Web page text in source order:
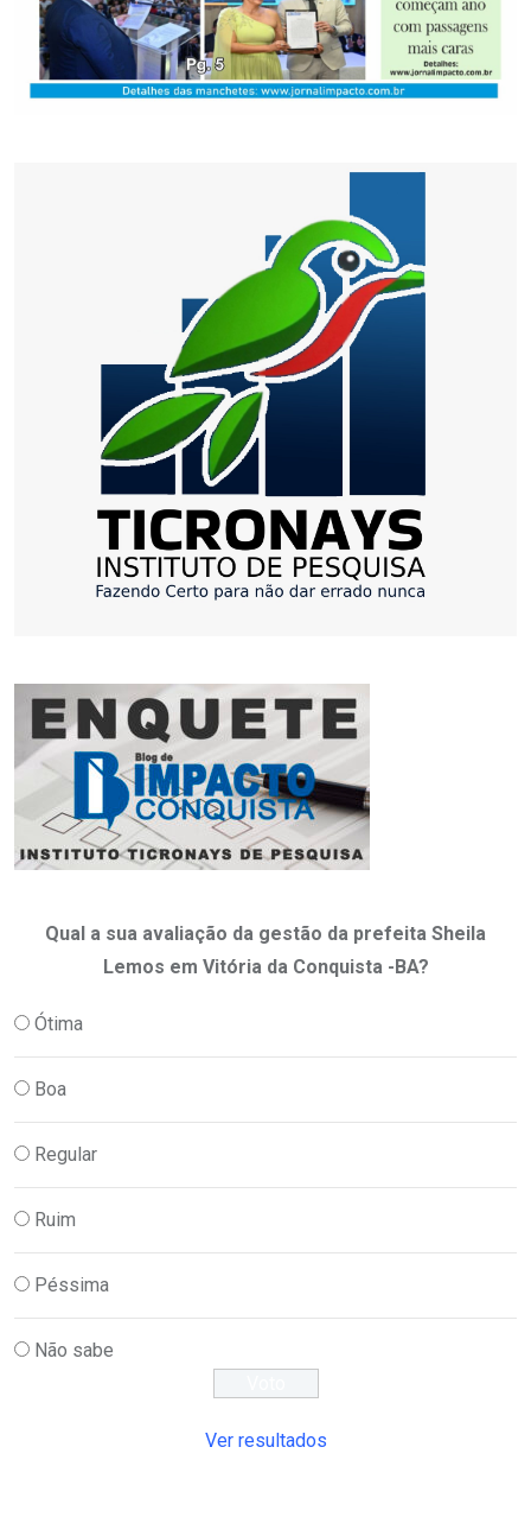
Qual a sua avaliação da gestão da prefeita Sheila
Lemos em Vitória da Conquista -BA?
Ótima
Boa
Regular
Ruim
Péssima
Não sabe
Ver resultados